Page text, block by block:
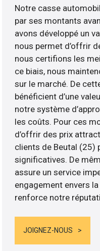
Notre casse
par ses montants
avons développé un
nous permet d’offrir
nous certifions les
ce biais, nous
sur le marché. De
bénéficient d’une
notre système
les coûts. Pour ces
d’offrir des prix
clients de Beutal (25)
significatives. De
assure un service
engagement envers
renforce notre
JOIGNEZ-NOUS